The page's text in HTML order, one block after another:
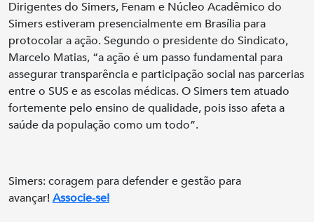
Dirigentes do Simers, Fenam e Núcleo Acadêmico do
Simers estiveram presencialmente em Brasília para
protocolar a ação. Segundo o presidente do Sindicato,
Marcelo Matias, “a ação é um passo fundamental para
assegurar transparência e participação social nas parcerias
entre o SUS e as escolas médicas. O Simers tem atuado
fortemente pelo ensino de qualidade, pois isso afeta a
saúde da população como um todo”.
Simers: coragem para defender e gestão para
avançar!Associe-se!